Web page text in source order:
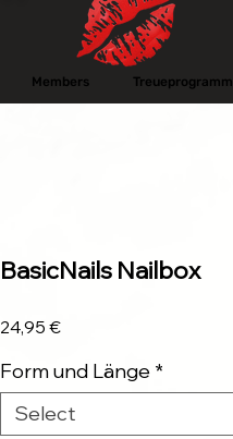
Members Treueprogramm
BasicNails Nailbox
24,95 €Price
Form und Länge *
Select